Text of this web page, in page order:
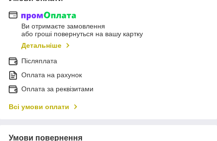
Ви отримаєте замовлення
або гроші повернуться на вашу картку
Детальніше
Післяплата
Оплата на рахунок
Оплата за реквізитами
Всі умови оплати
Умови повернення